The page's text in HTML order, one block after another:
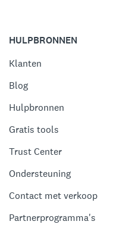
HULPBRONNEN
Klanten
Blog
Hulpbronnen
Gratis tools
Trust Center
Ondersteuning
Contact met verkoop
Partnerprogramma's